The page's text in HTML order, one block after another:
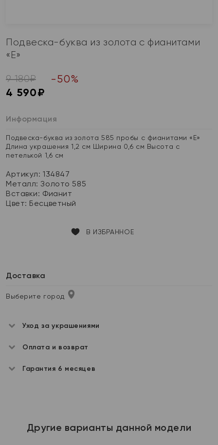
Подвеска-буква из золота с фианитами
«Е»
9 180₽ -50%
4 590₽
Информация
Подвеска-буква из золота 585 пробы с фианитами «Е»
Длина украшения 1,2 см Ширина 0,6 см Высота с
петелькой 1,6 см
Артикул: 134847
Металл:Золото 585
Вставки: Фианит
Цвет: Бесцветный
В ИЗБРАННОЕ
Доставка
Выберите город
Уход за украшениями
Оплата и возврат
Гарантия 6 месяцев
Другие варианты данной модели